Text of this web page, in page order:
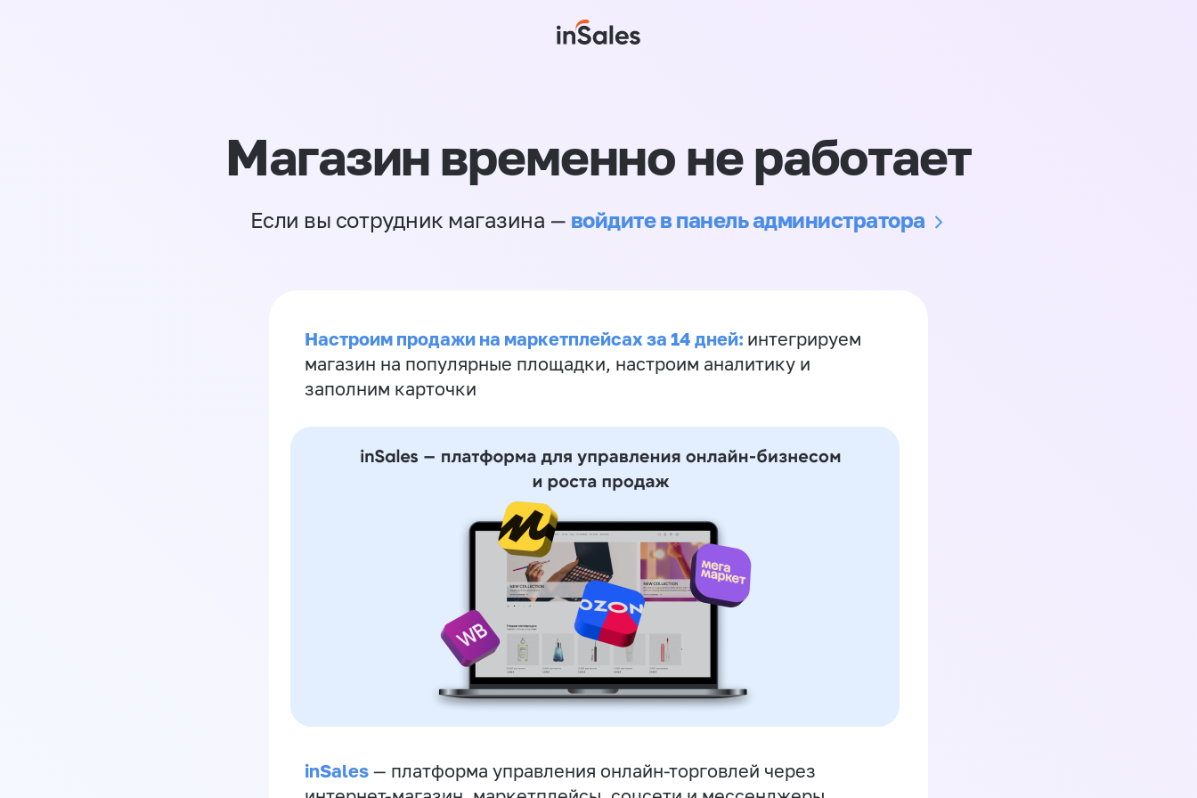
Магазин временно не работает
Если вы сотрудник магазина — войдите в панель администратора
Настроим продажи на маркетплейсах за 14 дней: интегрируем
магазин на популярные площадки, настроим аналитику и
заполним карточки
inSales — платформа управления онлайн-торговлей через